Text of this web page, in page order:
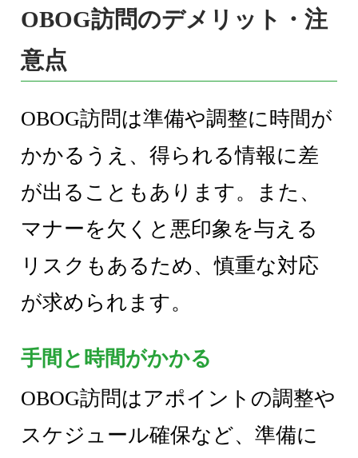
OBOG訪問のデメリット・注
意点
OBOG訪問は準備や調整に時間が
かかるうえ、得られる情報に差
が出ることもあります。また、
マナーを欠くと悪印象を与える
リスクもあるため、慎重な対応
が求められます。
手間と時間がかかる
OBOG訪問はアポイントの調整や
スケジュール確保など、準備に